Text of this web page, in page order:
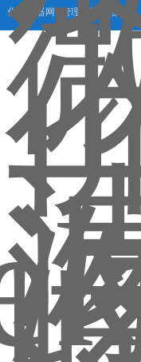
化工仪器网 管理登陆 备案号：